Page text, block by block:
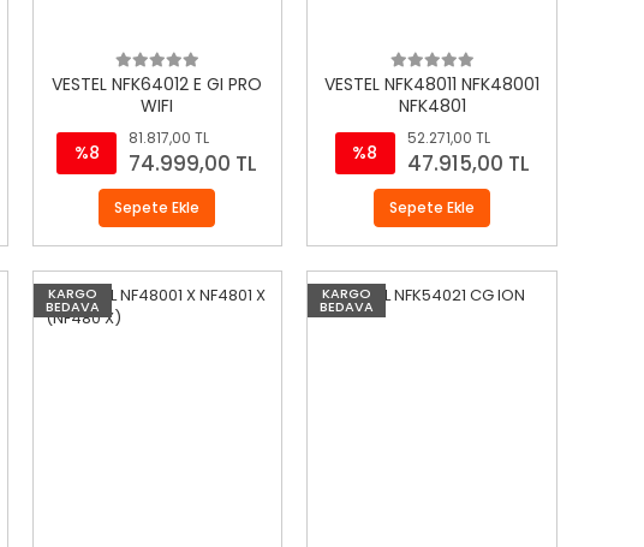
VESTEL NFK64012 E GI PRO
WIFI
%8
81.817,00 TL
74.999,00 TL
Sepete Ekle
VESTEL NFK48011 NFK48001
NFK4801
%8
52.271,00 TL
47.915,00 TL
Sepete Ekle
KARGO
BEDAVA
KARGO
BEDAVA